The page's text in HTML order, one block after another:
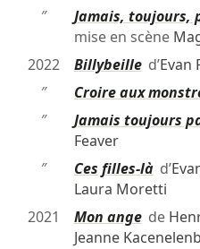
″
Jamais, toujours,
mise en scène
2022
Billybeilled’Evan
″
Croire aux
″
Jamais toujours
Feaver
″
Ces filles-làd’
Laura Moretti
2021
Mon angede
Jeanne